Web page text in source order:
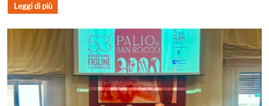
Leggi di più